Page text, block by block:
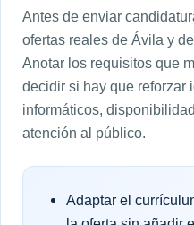
Antes de enviar
ofertas reales de Ávila y
Anotar los requisitos que
decidir si hay que reforzar
informáticos,
atención al público.
Adaptar el